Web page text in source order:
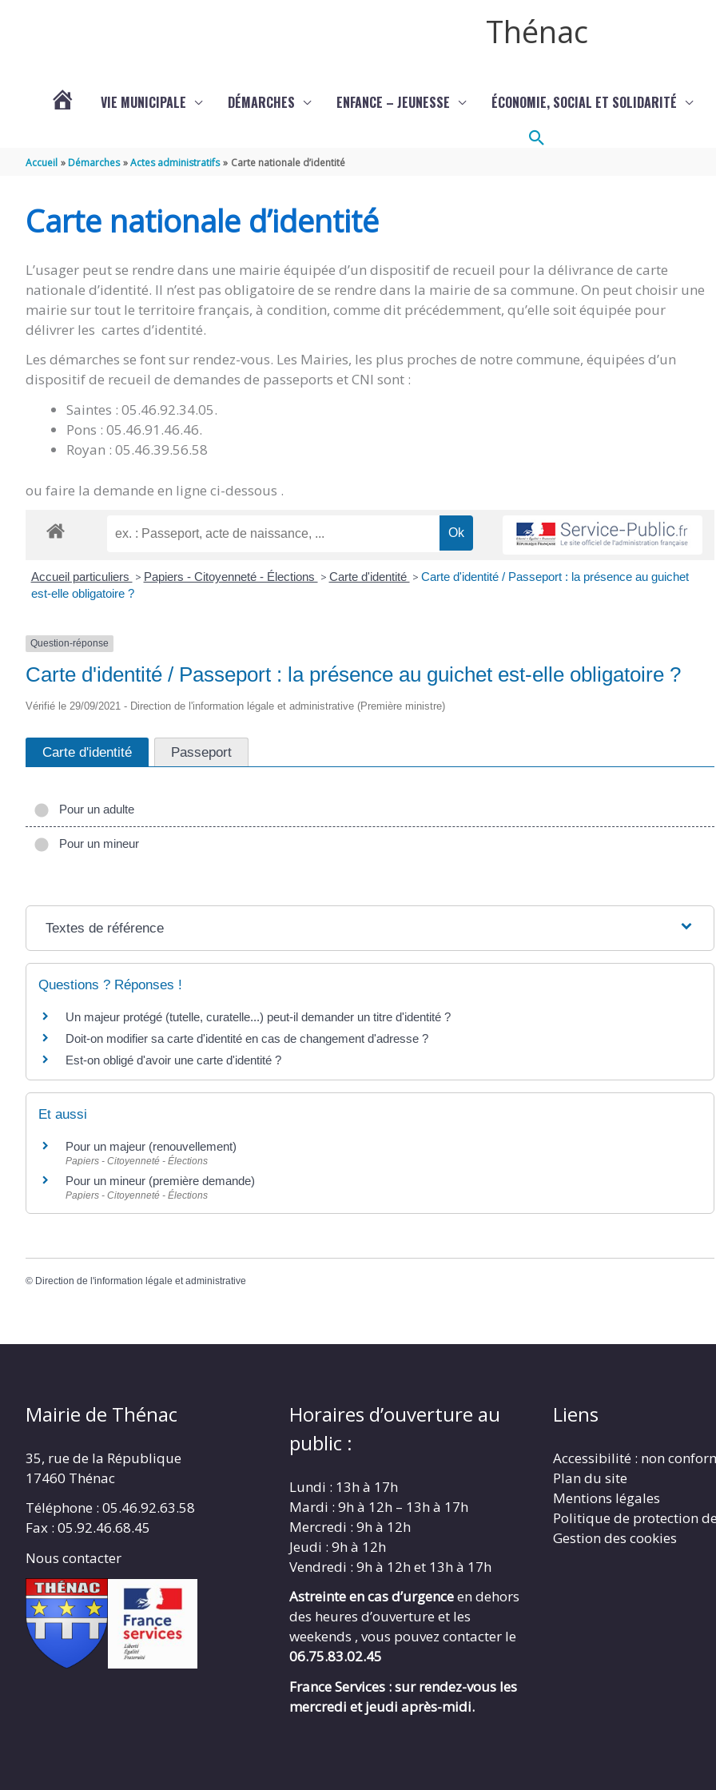
Thénac
THÉNAC
VIE MUNICIPALE DÉMARCHES ENFANCE – JEUNESSE ÉCONOMIE, SOCIAL ET SOLIDARITÉ
Rechercher
Accueil Démarches Actes administratifs Carte nationale d’identité
Carte nationale d’identité
L’usager peut se rendre dans une mairie équipée d’un dispositif de recueil pour la délivrance de carte
nationale d’identité. Il n’est pas obligatoire de se rendre dans la mairie de sa commune. On peut choisir une
mairie sur tout le territoire français, à condition, comme dit précédemment, qu’elle soit équipée pour
délivrer les cartes d’identité.
Les démarches se font sur rendez-vous. Les Mairies, les plus proches de notre commune, équipées d’un
dispositif de recueil de demandes de passeports et CNI sont :
Saintes : 05.46.92.34.05.
Pons : 05.46.91.46.46.
Royan : 05.46.39.56.58
ou faire la demande en ligne ci-dessous .
Accueil particuliers > Papiers - Citoyenneté - Élections > Carte d'identité > Carte d'identité / Passeport : la présence au guichet
est-elle obligatoire ?
Question-réponse
Carte d'identité / Passeport : la présence au guichet est-elle obligatoire ?
Vérifié le 29/09/2021 - Direction de l'information légale et administrative (Première ministre)
Carte d'identité Passeport
Pour un adulte
Pour un mineur
Textes de référence
Questions ? Réponses !
Un majeur protégé (tutelle, curatelle...) peut-il demander un titre d'identité ?
Doit-on modifier sa carte d'identité en cas de changement d'adresse ?
Est-on obligé d'avoir une carte d'identité ?
Et aussi
Pour un majeur (renouvellement)
Papiers - Citoyenneté - Élections
Pour un mineur (première demande)
Papiers - Citoyenneté - Élections
© Direction de l'information légale et administrative
Mairie de Thénac
35, rue de la République
17460 Thénac
Téléphone : 05.46.92.63.58
Fax : 05.92.46.68.45
Nous contacter
Horaires d’ouverture au
public :
Lundi : 13h à 17h
Mardi : 9h à 12h – 13h à 17h
Mercredi : 9h à 12h
Jeudi : 9h à 12h
Vendredi : 9h à 12h et 13h à 17h
Astreinte en cas d’urgenceen dehors
des heures d’ouverture et les
weekends , vous pouvez contacter le
06.75.83.02.45
France Services : sur rendez-vous les
mercredi et jeudi après-midi.
Liens
Accessibilité : non
Plan du site
Mentions légales
Politique de protection
Gestion des cookies